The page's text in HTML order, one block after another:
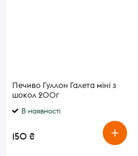
Печиво Гуллон Галета міні з
шокол 200г
В наявності
150 ₴